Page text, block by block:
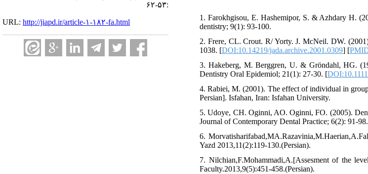
:۵۳-۶۲
URL: http://jiapd.ir/article-۱-۱۸۲-fa.html
1. Farokhgisou, E. Hashemipor, S. & Azhdary H.
dentistry; 9(1): 93-100.
2. Frere, CL. Crout. R/ Yorty. J. McNeil. DW.
1038. [DOI:10.14219/jada.archive.2001.0309] [
3. Hakeberg, M. Berggren, U. & Gröndahl, HG.
Dentistry Oral Epidemiol; 21(1): 27-30. [
4. Rabiei, M. (2001). The effect of individual in
Persian]. Isfahan, Iran: Isfahan University.
5. Udoye, CH. Oginni, AO. Oginni, FO. (2005).
Journal of Contemporary Dental Practice; 6(2): 91-
6.
Yazd 2013,11(2):119-130.(Persian).
7. Nilchian,F.Mohammadi,A.[Assesment of the
Faculty.2013,9(5):451-458.(Persian).